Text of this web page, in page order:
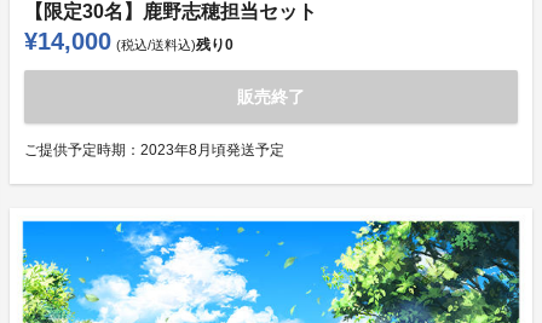
【限定30名】鹿野志穂担当セット
¥14,000 (税込/送料込)残り0
販売終了
ご提供予定時期： 2023年8月頃発送予定